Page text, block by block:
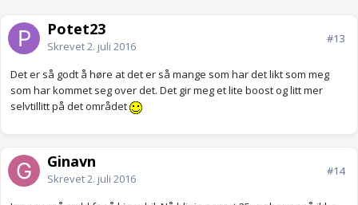
Potet23
Skrevet2. juli 2016
#13
Det er så godt å høre at det er så mange som har det likt som meg
som har kommet seg over det. Det gir meg et lite boost og litt mer
selvtillitt på det området
Ginavn
Skrevet2. juli 2016
#14